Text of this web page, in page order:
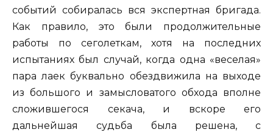
событий собиралась вся экспертная бригада.
Как правило, это были продолжительные
работы по сеголеткам, хотя на последних
испытаниях был случай, когда одна «веселая»
пара лаек буквально обездвижила на выходе
из большого и замысловатого обхода вполне
сложившегося секача, и вскоре его
дальнейшая судьба была решена, с